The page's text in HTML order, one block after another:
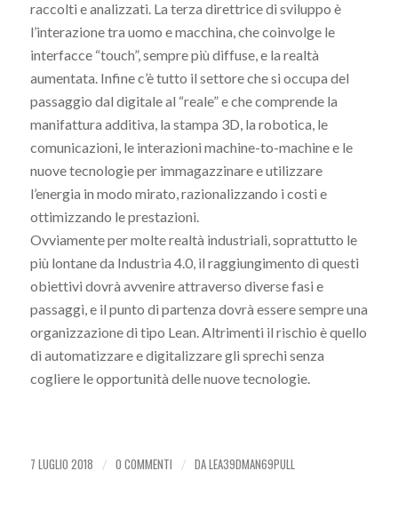
raccolti e analizzati. La terza direttrice di sviluppo è
l’interazione tra uomo e macchina, che coinvolge le
interfacce “touch”, sempre più diffuse, e la realtà
aumentata. Infine c’è tutto il settore che si occupa del
passaggio dal digitale al “reale” e che comprende la
manifattura additiva, la stampa 3D, la robotica, le
comunicazioni, le interazioni machine-to-machine e le
nuove tecnologie per immagazzinare e utilizzare
l’energia in modo mirato, razionalizzando i costi e
ottimizzando le prestazioni.
Ovviamente per molte realtà industriali, soprattutto le
più lontane da Industria 4.0, il raggiungimento di questi
obiettivi dovrà avvenire attraverso diverse fasi e
passaggi, e il punto di partenza dovrà essere sempre una
organizzazione di tipo Lean. Altrimenti il rischio è quello
di automatizzare e digitalizzare gli sprechi senza
cogliere le opportunità delle nuove tecnologie.
7 LUGLIO 2018 / 0 COMMENTI / DALEA39DMAN69PULL